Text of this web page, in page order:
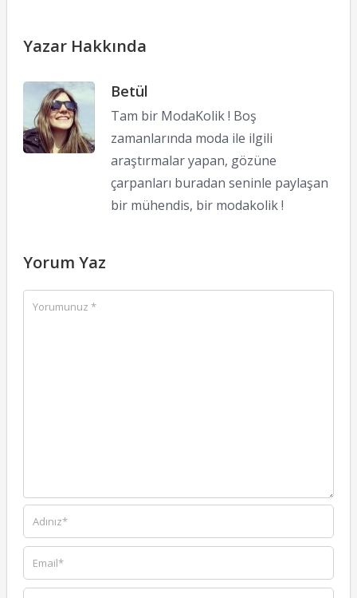
Yazar Hakkında
Betül
Tam bir ModaKolik ! Boş
zamanlarında moda ile ilgili
araştırmalar yapan, gözüne
çarpanları buradan seninle paylaşan
bir mühendis, bir modakolik !
Yorum Yaz